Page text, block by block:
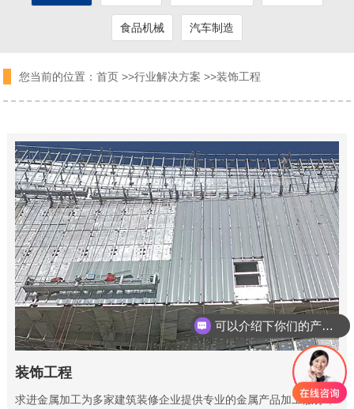
食品机械 汽车制造
您当前的位置：首页 >>行业解决方案 >>装饰工程
装饰工程
求进金属加工为多家建筑装修企业提供专业的金属产品加工服务，
可以介绍下你们的产品么